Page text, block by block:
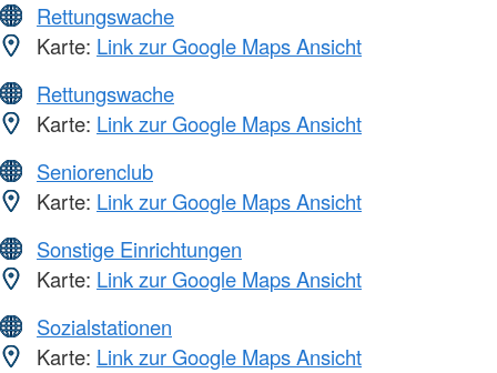
Rettungswache
Karte: Link zur Google Maps Ansicht
Rettungswache
Karte: Link zur Google Maps Ansicht
Seniorenclub
Karte: Link zur Google Maps Ansicht
Sonstige Einrichtungen
Karte: Link zur Google Maps Ansicht
Sozialstationen
Karte: Link zur Google Maps Ansicht